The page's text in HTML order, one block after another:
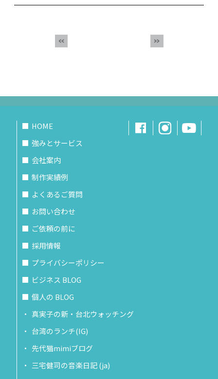
HOME
強みとサービス
会社案内
制作実績例
よくあるご質問
お問い合わせ
ご依頼の前に
採用情報
プライバシーポリシー
ビジネス BLOG
個人の BLOG
真実子の新・台北ウォッチング
台湾のランチ(IG)
先代猫mimiブログ
三宅健司の音楽日記 (ja)